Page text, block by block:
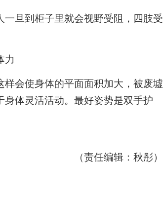
旦到柜子里就会视野受阻，四肢受
力
会使身体的平面面积加大，被废墟
体灵活活动。最好姿势是双手护
（责任编辑：秋彤）